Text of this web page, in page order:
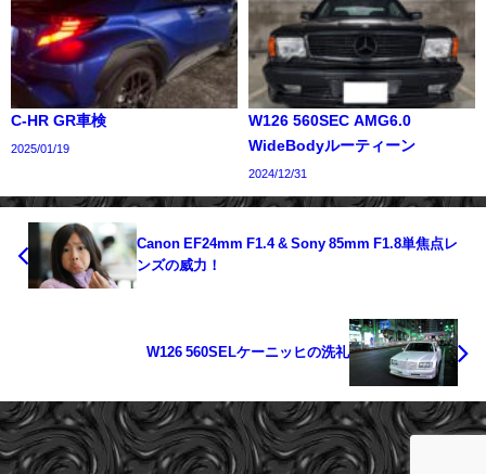
C-HR GR車検
2025/01/19
W126 560SEC AMG6.0
WideBodyルーティーン
2024/12/31
Canon EF24mm F1.4 & Sony 85mm F1.8単焦点レ
ンズの威力！
W126 560SELケーニッヒの洗礼